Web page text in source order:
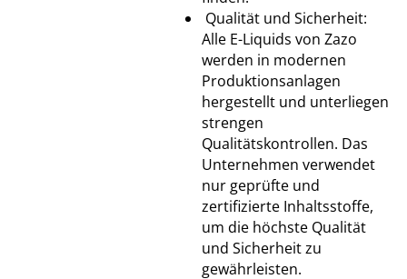
Qualität und Sicherheit:
Alle E-Liquids von Zazo
werden in modernen
Produktionsanlagen
hergestellt und unterliegen
strengen
Qualitätskontrollen. Das
Unternehmen verwendet
nur geprüfte und
zertifizierte Inhaltsstoffe,
um die höchste Qualität
und Sicherheit zu
gewährleisten.